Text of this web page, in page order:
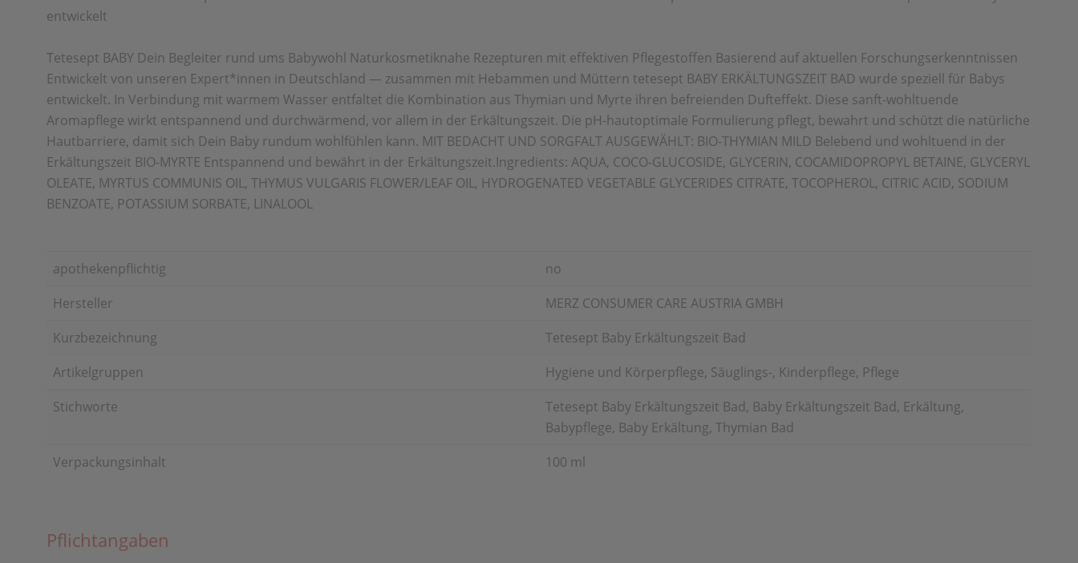
entwickelt
Tetesept BABY Dein Begleiter rund ums Babywohl Naturkosmetiknahe Rezepturen mit effektiven Pflegestoffen Basierend auf aktuellen Forschungserkenntnissen
Entwickelt von unseren Expert*innen in Deutschland — zusammen mit Hebammen und Müttern tetesept BABY ERKÄLTUNGSZEIT BAD wurde speziell für Babys
entwickelt. In Verbindung mit warmem Wasser entfaltet die Kombination aus Thymian und Myrte ihren befreienden Dufteffekt. Diese sanft-wohltuende
Aromapflege wirkt entspannend und durchwärmend, vor allem in der Erkältungszeit. Die pH-hautoptimale Formulierung pflegt, bewahrt und schützt die natürliche
Hautbarriere, damit sich Dein Baby rundum wohlfühlen kann. MIT BEDACHT UND SORGFALT AUSGEWÄHLT: BIO-THYMIAN MILD Belebend und wohltuend in der
Erkältungszeit BIO-MYRTE Entspannend und bewährt in der Erkältungszeit.Ingredients: AQUA, COCO-GLUCOSIDE, GLYCERIN, COCAMIDOPROPYL BETAINE, GLYCERYL
OLEATE, MYRTUS COMMUNIS OIL, THYMUS VULGARIS FLOWER/LEAF OIL, HYDROGENATED VEGETABLE GLYCERIDES CITRATE, TOCOPHEROL, CITRIC ACID, SODIUM
BENZOATE, POTASSIUM SORBATE, LINALOOL
apothekenpflichtig
no
Hersteller
MERZ CONSUMER CARE AUSTRIA GMBH
Kurzbezeichnung
Tetesept Baby Erkältungszeit Bad
Artikelgruppen
Hygiene und Körperpflege, Säuglings-, Kinderpflege, Pflege
Stichworte
Tetesept Baby Erkältungszeit Bad, Baby Erkältungszeit Bad, Erkältung,
Babypflege, Baby Erkältung, Thymian Bad
Verpackungsinhalt
100 ml
Pflichtangaben